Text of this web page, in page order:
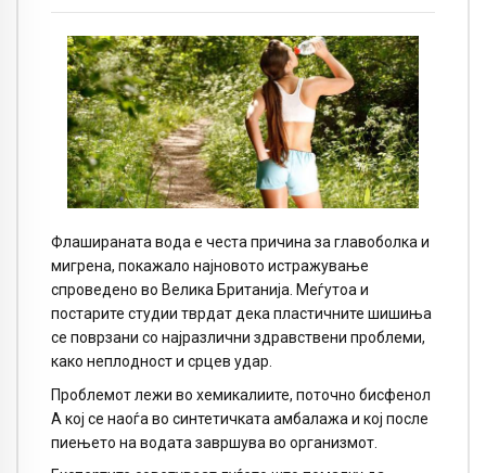
Флашираната вода е честа причина за главоболка и
мигрена, покажало најновото истражување
спроведено во Велика Британија. Меѓутоа и
постарите студии тврдат дека пластичните шишиња
се поврзани со најразлични здравствени проблеми,
како неплодност и срцев удар.
Проблемот лежи во хемикалиите, поточно бисфенол
А кој се наоѓа во синтетичката амбалажа и кој после
пиењето на водата завршува во организмот.